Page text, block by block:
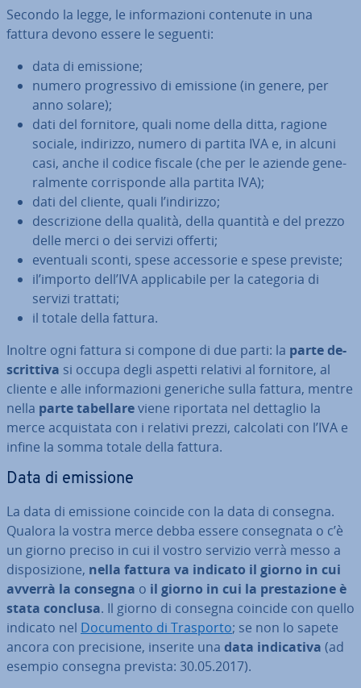
Secondo la legge, le in­for­ma­zio­ni contenute in una
fattura devono essere le seguenti:
data di emissione;
numero pro­gres­si­vo di emissione (in genere, per
anno solare);
dati del fornitore, quali nome della ditta, ragione
sociale, indirizzo, numero di partita IVA e, in alcuni
casi, anche il codice fiscale (che per le aziende ge­ne­
ral­men­te cor­ri­spon­de alla partita IVA);
dati del cliente, quali l’indirizzo;
de­scri­zio­ne della qualità, della quantità e del prezzo
delle merci o dei servizi offerti;
eventuali sconti, spese ac­ces­so­rie e spese previste;
il’importo dell’IVA ap­pli­ca­bi­le per la categoria di
servizi trattati;
il totale della fattura.
Inoltre ogni fattura si compone di due parti: la parte de­
scrit­ti­va si occupa degli aspetti relativi al fornitore, al
cliente e alle in­for­ma­zio­ni generiche sulla fattura, mentre
nella parte tabellareviene riportata nel dettaglio la
merce ac­qui­sta­ta con i relativi prezzi, calcolati con l’IVA e
infine la somma totale della fattura.
Data di emissione
La data di emissione coincide con la data di consegna.
Qualora la vostra merce debba essere con­se­gna­ta o c’è
un giorno preciso in cui il vostro servizio verrà messo a
di­spo­si­zio­ne, nella fattura va indicato il giorno in cui
avverrà la consegna o il giorno in cui la pre­sta­zio­ne è
stata conclusa. Il giorno di consegna coincide con quello
indicato nel Documento di Trasporto; se non lo sapete
ancora con pre­ci­sio­ne, inserite una data in­di­ca­ti­va (ad
esempio consegna prevista: 30.05.2017).